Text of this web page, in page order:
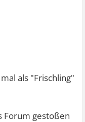
als "Frischling"
Forum gestoßen